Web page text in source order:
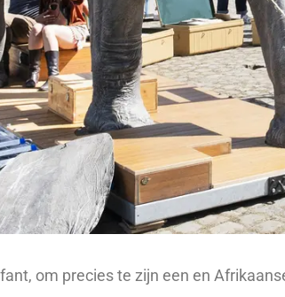
om precies te zijn een en